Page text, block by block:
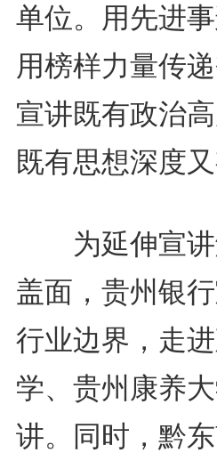
单位。用先进
用榜样力量传
宣讲既有政治
既有思想深度
为延伸宣讲
盖面，贵州银
行业边界，走
学、贵州康养
讲。同时，黔